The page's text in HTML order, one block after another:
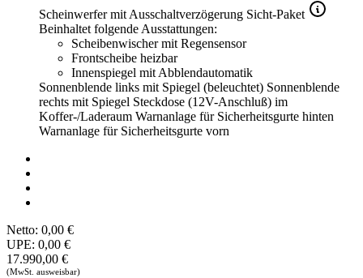
Scheinwerfer mit Ausschaltverzögerung Sicht-Paket
Beinhaltet folgende Ausstattungen:
Scheibenwischer mit Regensensor
Frontscheibe heizbar
Innenspiegel mit Abblendautomatik
Sonnenblende links mit Spiegel (beleuchtet) Sonnenblende
rechts mit Spiegel Steckdose (12V-Anschluß) im
Koffer-/Laderaum Warnanlage für Sicherheitsgurte hinten
Warnanlage für Sicherheitsgurte vorn
Netto: 0,00 €
UPE: 0,00 €
17.990,00 €
(MwSt. ausweisbar)